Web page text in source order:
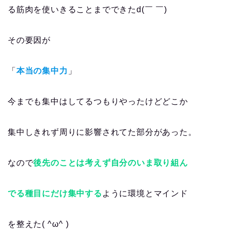
る筋肉を使いきることまでできたd(￣ ￣)
その要因が
「 本当の集中力 」
今までも集中はしてるつもりやったけどどこか
集中しきれず周りに影響されてた部分があった。
なので後先のことは考えず自分のいま取り組ん
でる種目にだけ集中する ように環境とマインド
を整えた( ^ω^ )